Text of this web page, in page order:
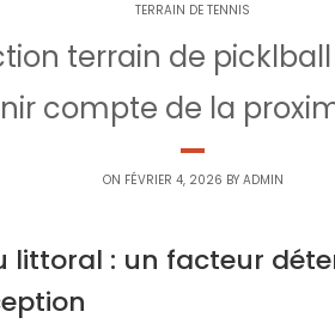
TERRAIN DE TENNIS
terrain de
compte de la
ON FÉVRIER 4, 2026 BY ADMIN
littoral : un facteur